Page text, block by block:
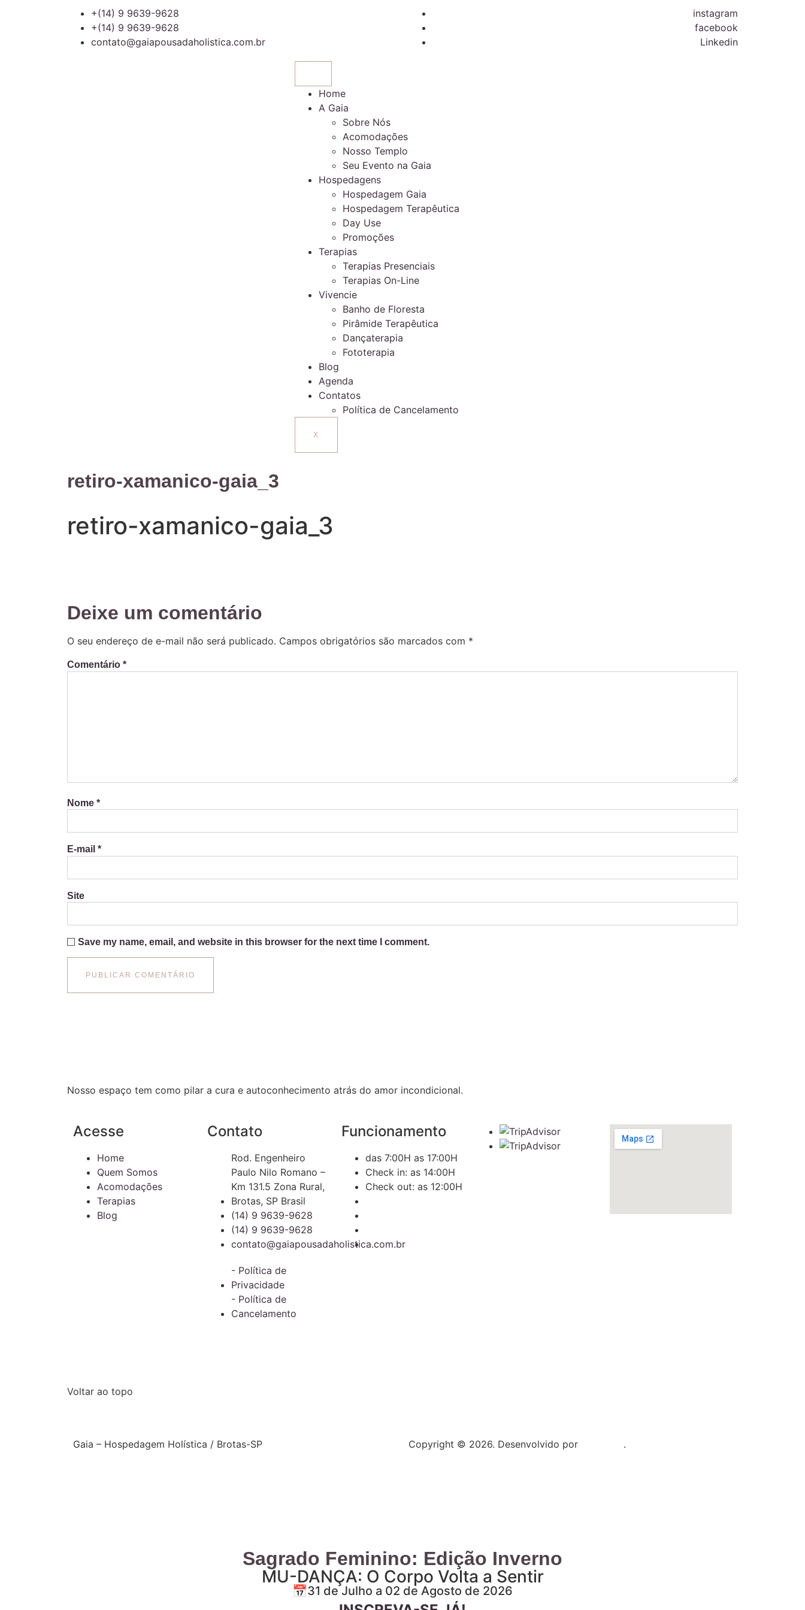
+(14) 9 9639-9628
+(14) 9 9639-9628
contato@gaiapousadaholistica.com.br
instagram
facebook
Linkedin
Home
A Gaia
Sobre Nós
Acomodações
Nosso Templo
Seu Evento na Gaia
Hospedagens
Hospedagem Gaia
Hospedagem Terapêutica
Day Use
Promoções
Terapias
Terapias Presenciais
Terapias On-Line
Vivencie
Banho de Floresta
Pirâmide Terapêutica
Dançaterapia
Fototerapia
Blog
Agenda
Contatos
Política de Cancelamento
X
retiro-xamanico-gaia_3
retiro-xamanico-gaia_3
Deixe um comentário
O seu endereço de e-mail não será publicado. Campos obrigatórios são marcados com *
Comentário *
Nome *
E-mail *
Site
Save my name, email, and website in this browser for the next time I comment.
Nosso espaço tem como pilar a cura e autoconhecimento atrás do amor incondicional.
Acesse
Home
Quem Somos
Acomodações
Terapias
Blog
Contato
Rod. Engenheiro
Paulo Nilo Romano –
Km 131.5 Zona Rural,
Brotas, SP Brasil
(14) 9 9639-9628
(14) 9 9639-9628
contato@gaiapousadaholistica.com.br
- Política de
Privacidade
- Política de
Cancelamento
Funcionamento
das 7:00H as 17:00H
Check in: as 14:00H
Check out: as 12:00H
Voltar ao topo
Gaia – Hospedagem Holística / Brotas-SP Copyright © 2026. Desenvolvido por .
Sagrado Feminino: Edição Inverno
MU-DANÇA: O Corpo Volta a Sentir
📅31 de Julho a 02 de Agosto de 2026